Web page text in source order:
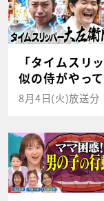
「タイムスリ
似の侍がやっ
8月4日(火)放送分